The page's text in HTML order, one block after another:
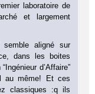
laboratoire de
et largement
aligné sur
dans les boites
d’Affaire”
au même! Et ces
classiques :q ils